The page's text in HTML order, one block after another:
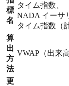
標
名
タイム指数、
NADA イーサ
タイム指数（
算
出
方
法
VWAP（出来
更